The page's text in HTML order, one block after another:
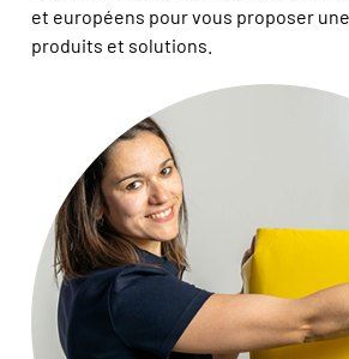
et européens pour vous proposer
produits et solutions.